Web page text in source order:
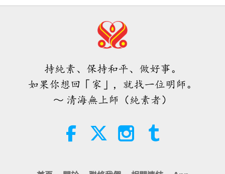
4:41
真理，也是為了將天堂的能量帶入每
個家庭
2024-10-18
發揮無上師電視台最大限度的美好裨
益的方法
25:38
3:46
「快速充電」是一種美妙的方法，能
時，重新與內在上帝連結
焦點新聞 2026-08-05 1230
38:07
持純素、保持和平、做好事。
如果你想回「家」，就找一位明師。
～ 清海無上師（純素者）